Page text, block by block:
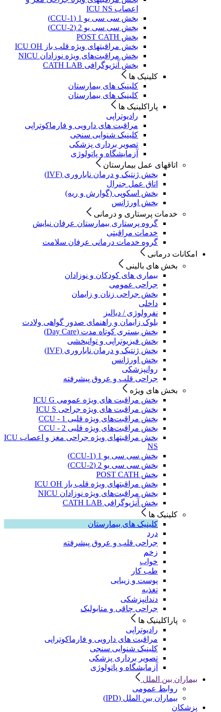
اعصاب ICU NS
بخش سی سی یو 1 (CCU-1)
بخش سی سی یو 2 (CCU-2)
بخش POST CATH
بخش مراقبتهای ویژه قلب باز ICU OH
بخش مراقبت‌های ویژه نوزادان NICU
بخش آنژیوگرافی CATH LAB
کلینیک ها
کلینیک های بیمارستان
کلینیک های بیمارستان
پاراکلینیک ها
رادیوتراپی
مراقبت های دارویی و فارماکوتراپی
کلینیک شنوایی سنجی
تصویر برداری پزشکی
آزمایشگاه و پاتولوژی
اتاقهای عمل بیمارستان
بخش ژنتیک و درمان ناباروری (IVF)
اتاق عمل جنرال
بخش اسکوپی (گوارش و ریه)
بخش اورژانس
خدمات پرستاری و درمانی
گروه پرستاری بیمارستان عرفان نیایش
خدمات مراقبتی
گروه خدمات درمانی عرفان سلامت
امکانات درمانی
بخش های بالینی
بیماری های کودکان و نوزادان
جراحی عمومی
بخش جراحی زنان و زایمان
داخلی
نفرولوژی / دیالیز
بلوک زایمان و راهنمای صدور گواهی ولادت
بخش بستری کوتاه مدت (Day Care)
بخش فیزیوتراپی و توانبخشی
بخش ژنتیک و درمان ناباروری (IVF)
بخش اورژانس
روانپزشکی
جراحی قلب و عروق پیشرفته
بخش های ویژه
بخش مراقبت های ویژه عمومی ICU G
بخش مراقبت های ویژه جراحی ICU S
بخش مراقبت‌های ویژه قلبی CCU - 1
بخش مراقبت‌های ویژه قلبی CCU - 2
بخش مراقبتهای ویژه جراحی مغز و اعصاب ICU
NS
بخش سی سی یو 1 (CCU-1)
بخش سی سی یو 2 (CCU-2)
بخش POST CATH
بخش مراقبتهای ویژه قلب باز ICU OH
بخش مراقبت‌های ویژه نوزادان NICU
بخش آنژیوگرافی CATH LAB
کلینیک ها
کلینیک های بیمارستان
درد
جراحی قلب و عروق پیشرفته
زخم
خواب
طب کار
پوست و زیبایی
تغذیه
دندانپزشکی
جراحی چاقی و متابولیک
پاراکلینیک ها
رادیوتراپی
مراقبت های دارویی و فارماکوتراپی
کلینیک شنوایی سنجی
تصویر برداری پزشکی
آزمایشگاه و پاتولوژی
بیماران بین الملل
روابط عمومی
بیماران بین الملل (IPD)
پزشکان